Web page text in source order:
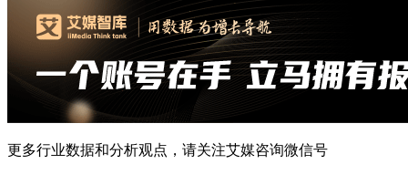
更多行业数据和分析观点，请关注艾媒咨询微信号